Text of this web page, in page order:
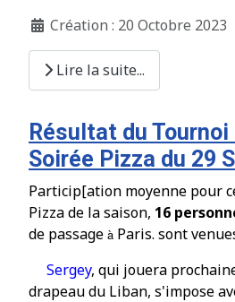
Création : 20 Octobre 2023
Lire la suite...
Résultat du Tournoi
Soirée Pizza du 29
Particip[ation moyenne pour
Pizza de la saison, 16
de passage à Paris. sont
Sergey, qui jouera
drapeau du Liban, s'impose